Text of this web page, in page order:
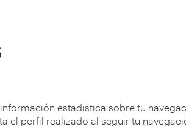
estadística sobre tu
el perfil realizado al seguir tu